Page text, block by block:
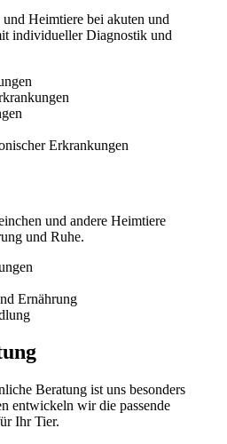
Heimtiere bei akuten und
individueller Diagnostik und
Erkrankungen
und andere Heimtiere
und Ruhe.
Ernährung
Beratung ist uns besonders
entwickeln wir die passende
Ihr Tier.